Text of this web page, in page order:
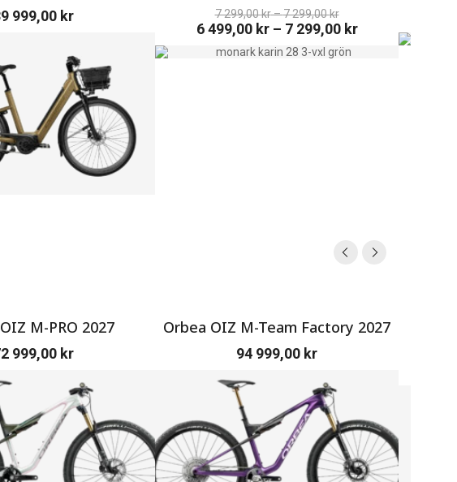
999,00 kr 7 299,00kr–7 299,00kr
6 499,00 kr– 7 299,00 kr
M-PRO 2027
999,00 kr
Orbea OIZ M-Team Factory 2027
94 999,00 kr